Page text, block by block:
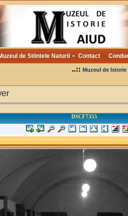
de Stiintele Naturii Contact
..:: Muzeul de Istorie
DSCF7355